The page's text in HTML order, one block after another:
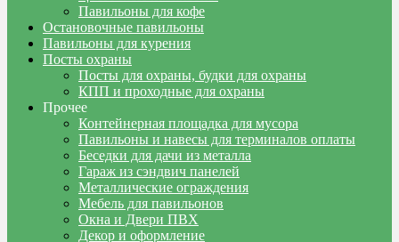
Павильоны для кофе
Остановочные павильоны
Павильоны для курения
Посты охраны
Посты для охраны, будки для охраны
КПП и проходные для охраны
Прочее
Контейнерная площадка для мусора
Павильоны и навесы для терминалов оплаты
Беседки для дачи из металла
Гараж из сэндвич панелей
Металлические ограждения
Мебель для павильонов
Окна и Двери ПВХ
Декор и оформление